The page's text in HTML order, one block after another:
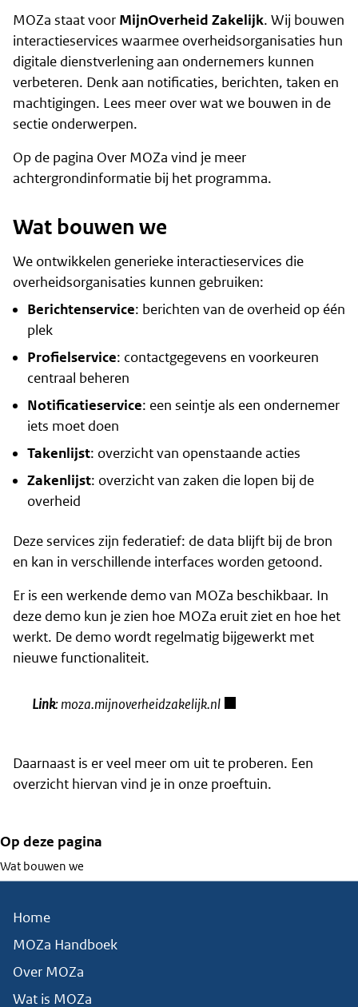
MOZa staat voor MijnOverheid Zakelijk. Wij bouwen
interactieservices waarmee overheidsorganisaties hun
digitale dienstverlening aan ondernemers kunnen
verbeteren. Denk aan notificaties, berichten, taken en
machtigingen. Lees meer over wat we bouwen in de
sectie onderwerpen.
Op de pagina Over MOZa vind je meer
achtergrondinformatie bij het programma.
Wat bouwen we
We ontwikkelen generieke interactieservices die
overheidsorganisaties kunnen gebruiken:
Berichtenservice: berichten van de overheid op één
plek
Profielservice: contactgegevens en voorkeuren
centraal beheren
Notificatieservice: een seintje als een ondernemer
iets moet doen
Takenlijst: overzicht van openstaande acties
Zakenlijst: overzicht van zaken die lopen bij de
overheid
Deze services zijn federatief: de data blijft bij de bron
en kan in verschillende interfaces worden getoond.
Er is een werkende demo van MOZa beschikbaar. In
deze demo kun je zien hoe MOZa eruit ziet en hoe het
werkt. De demo wordt regelmatig bijgewerkt met
nieuwe functionaliteit.
Link:moza.mijnoverheidzakelijk.nl
Daarnaast is er veel meer om uit te proberen. Een
overzicht hiervan vind je in onze proeftuin.
Op deze pagina
Wat bouwen we
Home
MOZa Handboek
Over MOZa
Wat is MOZa